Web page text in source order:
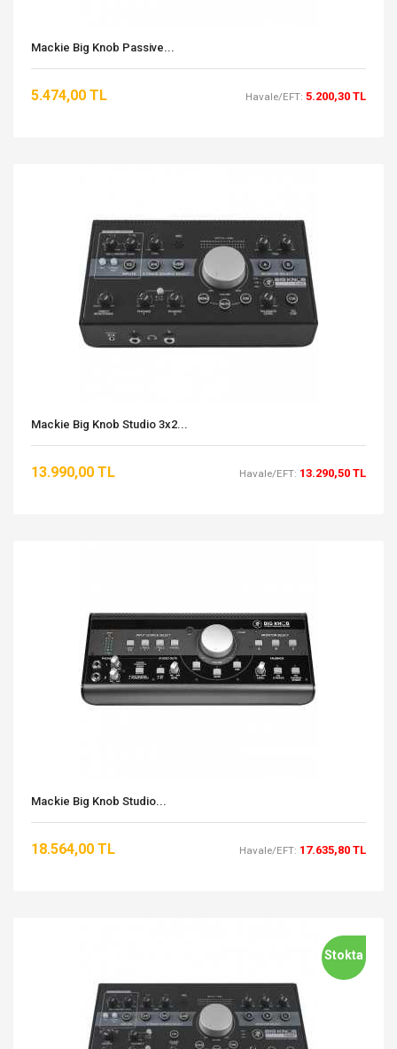
Mackie Big Knob Passive...
5.474,00 TL Havale/EFT: 5.200,30 TL
Mackie Big Knob Studio 3x2...
13.990,00 TL Havale/EFT: 13.290,50 TL
Mackie Big Knob Studio...
18.564,00 TL Havale/EFT: 17.635,80 TL
Stokta